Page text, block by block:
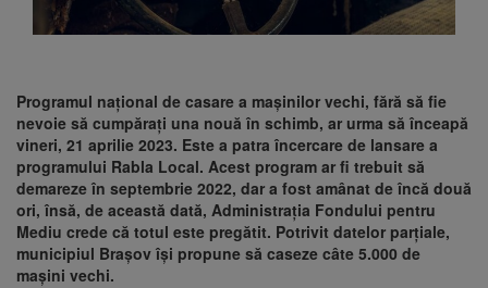
Programul național de casare a mașinilor vechi, fără să fie
nevoie să cumpărați una nouă în schimb, ar urma să înceapă
vineri, 21 aprilie 2023. Este a patra încercare de lansare a
programului Rabla Local. Acest program ar fi trebuit să
demareze în septembrie 2022, dar a fost amânat de încă două
ori, însă, de această dată, Administrația Fondului pentru
Mediu crede că totul este pregătit. Potrivit datelor parţiale,
municipiul Braşov îşi propune să caseze câte 5.000 de
maşini vechi.